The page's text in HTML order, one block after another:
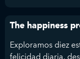
The happiness
Exploramos diez